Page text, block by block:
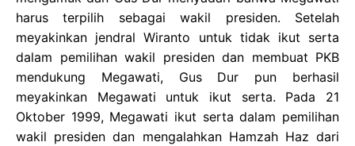
harus terpilih sebagai wakil presiden. Setelah
meyakinkan jendral Wiranto untuk tidak ikut serta
dalam pemilihan wakil presiden dan membuat PKB
mendukung Megawati, Gus Dur pun berhasil
meyakinkan Megawati untuk ikut serta. Pada 21
Oktober 1999, Megawati ikut serta dalam pemilihan
wakil presiden dan mengalahkan Hamzah Haz dari